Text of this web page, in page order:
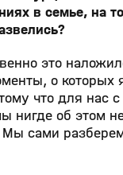
в семье, на
это
о которых
что для нас с
нигде об этом
сами